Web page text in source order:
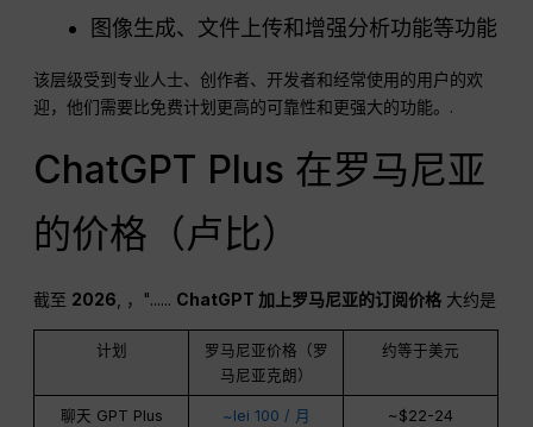
图像生成、文件上传和增强分析功能等功能
该层级受到专业人士、创作者、开发者和经常使用的用户的欢
迎，他们需要比免费计划更高的可靠性和更强大的功能。.
ChatGPT Plus 在罗马尼亚
的价格（卢比）
截至 2026 , ，"...... ChatGPT 加上罗马尼亚的订阅价格 大约是
计划
罗马尼亚价格（罗
马尼亚克朗）
约等于美元
聊天 GPT Plus ~lei 100 / 月 ~$22-24